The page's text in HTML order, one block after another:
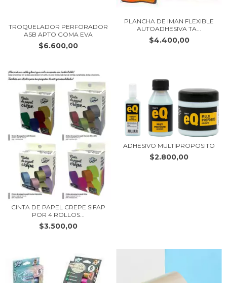
TROQUELADOR PERFORADOR
ASB APTO GOMA EVA
$6.600,00
PLANCHA DE IMAN FLEXIBLE
AUTOADHESIVA TA...
$4.400,00
CINTA DE PAPEL CREPE SIFAP
POR 4 ROLLOS...
$3.500,00
ADHESIVO MULTIPROPOSITO
$2.800,00